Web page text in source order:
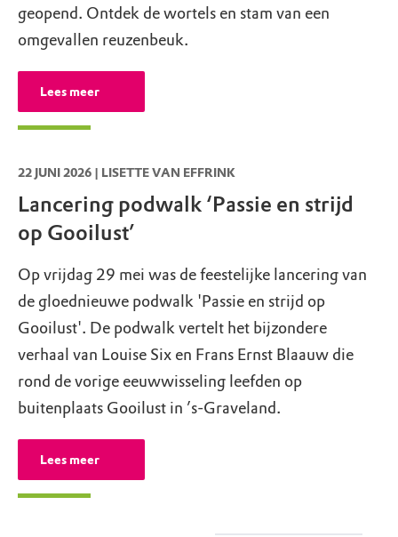
geopend. Ontdek de wortels en stam van een
omgevallen reuzenbeuk.
Lees meer
22 JUNI 2026 | LISETTE VAN EFFRINK
Lancering podwalk ‘Passie en strijd
op Gooilust’
Op vrijdag 29 mei was de feestelijke lancering van
de gloednieuwe podwalk 'Passie en strijd op
Gooilust'. De podwalk vertelt het bijzondere
verhaal van Louise Six en Frans Ernst Blaauw die
rond de vorige eeuwwisseling leefden op
buitenplaats Gooilust in ’s-Graveland.
Lees meer